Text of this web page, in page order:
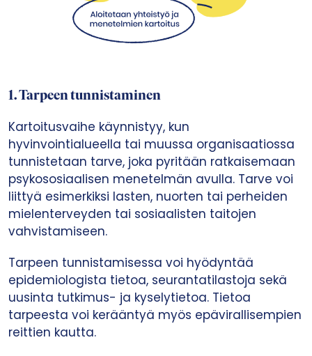
1.Tarpeen tunnistaminen
Kartoitusvaihe käynnistyy, kun
hyvinvointialueella tai muussa organisaatiossa
tunnistetaan tarve, joka pyritään ratkaisemaan
psykososiaalisen menetelmän avulla. Tarve voi
liittyä esimerkiksi lasten, nuorten tai perheiden
mielenterveyden tai sosiaalisten taitojen
vahvistamiseen.
Tarpeen tunnistamisessa voi hyödyntää
epidemiologista tietoa, seurantatilastoja sekä
uusinta tutkimus- ja kyselytietoa. Tietoa
tarpeesta voi kerääntyä myös epävirallisempien
reittien kautta.